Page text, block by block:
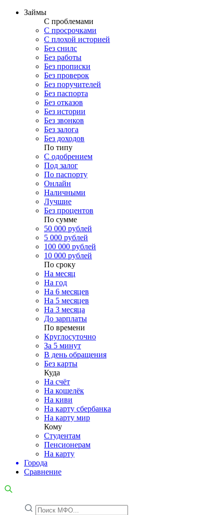
Займы
С проблемами
С просрочками
С плохой историей
Без снилс
Без работы
Без прописки
Без проверок
Без поручителей
Без паспорта
Без отказов
Без истории
Без звонков
Без залога
Без доходов
По типу
С одобрением
Под залог
По паспорту
Онлайн
Наличными
Лучшие
Без процентов
По сумме
50 000 рублей
5 000 рублей
100 000 рублей
10 000 рублей
По сроку
На месяц
На год
На 6 месяцев
На 5 месяцев
На 3 месяца
До зарплаты
По времени
Круглосуточно
За 5 минут
В день обращения
Без карты
Куда
На счёт
На кошелёк
На киви
На карту сбербанка
На карту мир
Кому
Студентам
Пенсионерам
На карту
Города
Сравнение